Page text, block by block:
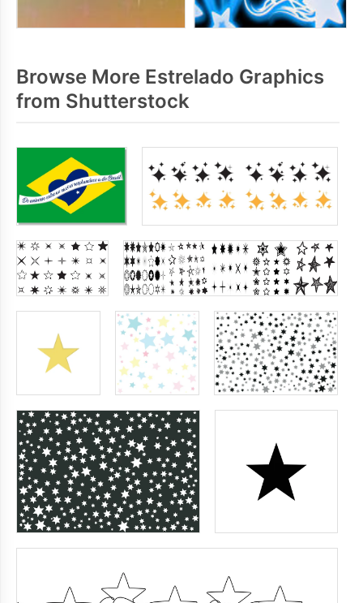
Browse More Estrelado Graphics
from Shutterstock